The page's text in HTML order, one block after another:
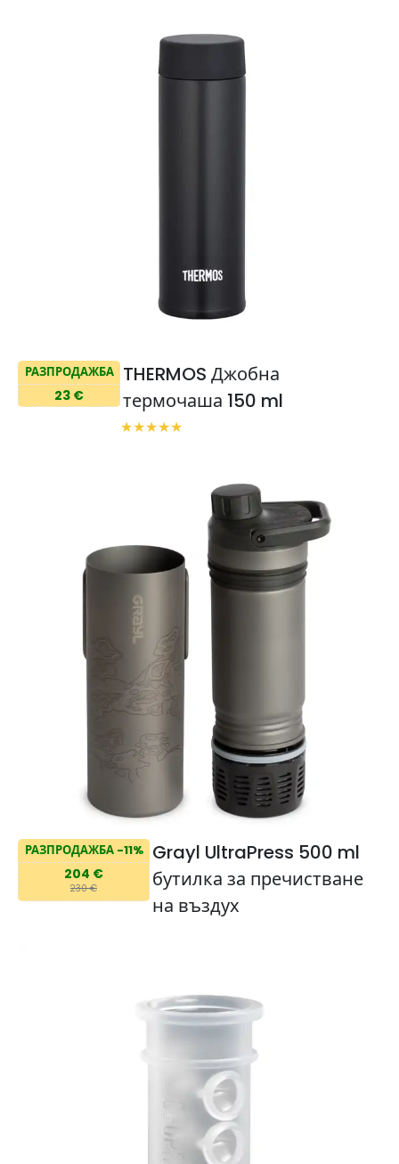
РАЗПРОДАЖБА
23 €
THERMOS Джобна
термочаша 150 ml
РАЗПРОДАЖБА -11%
204 €
230 €
Grayl UltraPress 500 ml
бутилка за пречистване
на въздух